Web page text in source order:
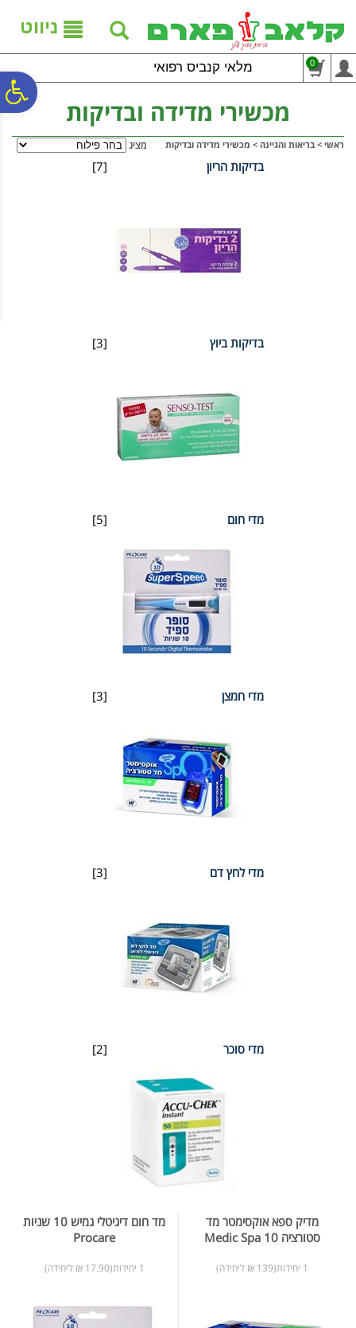
נגישות
אתר
המרכזי
ניווט
מלאי קנביס רפואי 0
מכשירי מדידה ובדיקות
ראשי > בריאות והגיינה > מכשירי מדידה ובדיקות מציג
[7] בדיקות הריון
[3] בדיקות ביוץ
[5] מדי חום
[3] מדי חמצן
[3] מדי לחץ דם
[2] מדי סוכר
מדיק ספא אוקסימטר מד
סטורציה 10 Medic Spa
1 יחידות(139 ₪ ליחידה)
מד חום דיגיטלי גמיש 10 שניות
Procare
1 יחידות(17.90 ₪ ליחידה)